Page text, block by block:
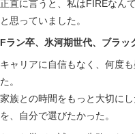
正直に言うと、私はFIREなん
と思っていました。
Fラン卒、氷河期世代、ブラッ
キャリアに自信もなく、何度
た。
家族との時間をもっと大切に
を、自分で選びたかった。